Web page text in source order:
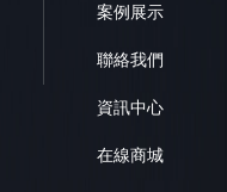
案例展示
聯絡我們
資訊中心
在線商城